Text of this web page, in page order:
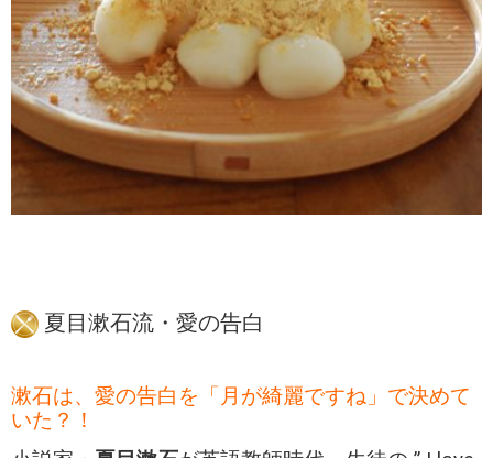
夏目漱石流・愛の告白
漱石は、愛の告白を「月が綺麗ですね」で決めて
いた？！